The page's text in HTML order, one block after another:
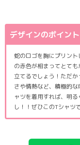
デザインのポイント
蛇のロゴを胸にプリン
の赤色が相まってとて
立てるでしょう！ただ
さや情熱など、積極的
ャツを着用すれば、明
し！！ぜひこのTシャツ